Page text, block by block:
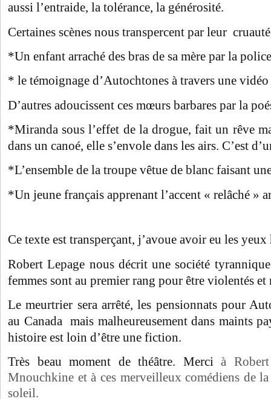
aussi l’entraide, la tolérance, la générosité.
Certaines scènes nous transpercent par leur
*Un enfant arraché des bras de sa mère par la
* le témoignage d’Autochtones à travers une
D’autres adoucissent ces mœurs barbares par la
*Miranda sous l’effet de la drogue, fait un rêve
dans un canoé, elle s’envole dans les airs. C’est
*L’ensemble de la troupe vêtue de blanc faisant
*Un jeune français apprenant l’accent « relâché »
Ce texte est transperçant, j’avoue avoir eu les
Robert Lepage nous décrit une société
femmes sont au premier rang pour être violentés et
Le meurtrier sera arrêté, les pensionnats pour
au Canada mais malheureusement dans maints
histoire est loin d’être une fiction.
Très beau moment de théâtre. Mercià
Mnouchkine et à ces merveilleux comédiens de
soleil.